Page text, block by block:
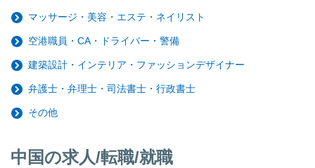
マッサージ・美容・エステ・ネイリスト
空港職員・CA・ドライバー・警備
建築設計・インテリア・ファッションデザイナー
弁護士・弁理士・司法書士・行政書士
その他
中国の求人/転職/就職